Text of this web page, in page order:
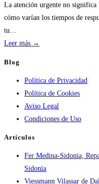
de
calderas:
La atención urgente no significa
cómo varían los tiempos de
tu…
Leer más →
por
ciudad:
disponibilidad
real
en
España
Blog
Política de Privacidad
Política de Cookies
Aviso Legal
Condiciones de Uso
Artículos
Fer Medina-Sidonia,
Sidonia
Viessmann Vilassar de